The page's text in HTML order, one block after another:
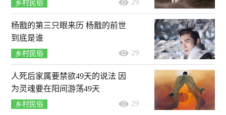
乡村民俗 29
杨戬的第三只眼来历 杨戬的前世
到底是谁
乡村民俗 29
人死后家属要禁欲49天的说法 因
为灵魂要在阳间游荡49天
乡村民俗 29